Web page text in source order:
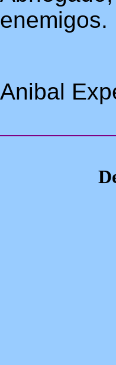
enemigos.
Anibal